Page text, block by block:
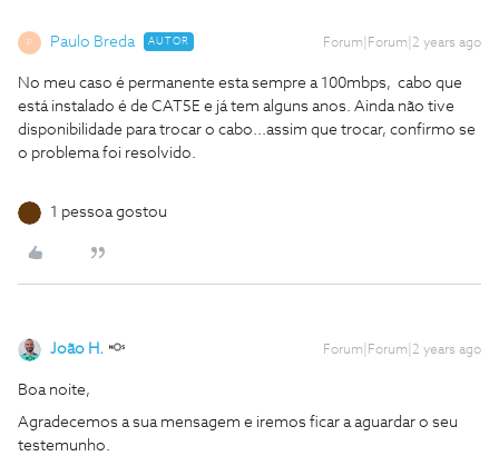
P Paulo Breda AUTOR Forum|Forum|2 years ago
No meu caso é permanente esta sempre a 100mbps, cabo que
está instalado é de CAT5E e já tem alguns anos. Ainda não tive
disponibilidade para trocar o cabo...assim que trocar, confirmo se
o problema foi resolvido.
1 pessoa gostou
João H. Forum|Forum|2 years ago
Boa noite,
Agradecemos a sua mensagem e iremos ficar a aguardar o seu
testemunho.